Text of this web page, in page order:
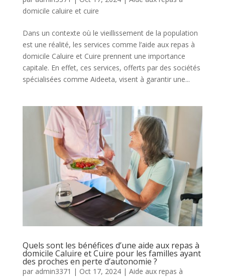
domicile caluire et cuire
Dans un contexte où le vieillissement de la population
est une réalité, les services comme l’aide aux repas à
domicile Caluire et Cuire prennent une importance
capitale. En effet, ces services, offerts par des sociétés
spécialisées comme Aideeta, visent à garantir une...
Quels sont les bénéfices d’une aide aux repas à
domicile Caluire et Cuire pour les familles ayant
des proches en perte d’autonomie ?
par admin3371 | Oct 17, 2024| Aide aux repas à